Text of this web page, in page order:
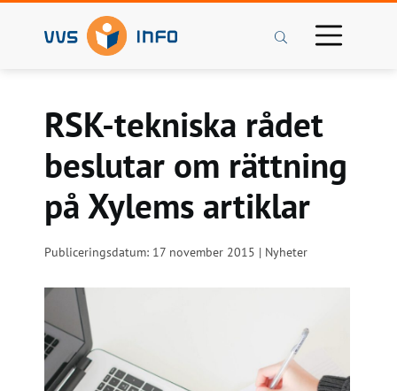
Sök
RSK-tekniska rådet
beslutar om rättning
på Xylems artiklar
Publiceringsdatum: 17 november 2015 | Nyheter